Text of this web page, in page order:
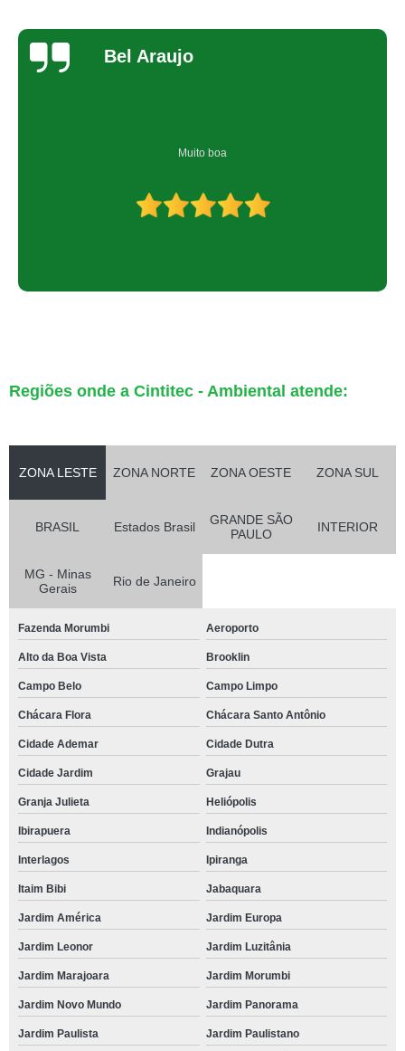
Bel Araujo
Muito boa
Regiões onde a Cintitec - Ambiental atende:
ZONA LESTE ZONA NORTE ZONA OESTE ZONA SUL
BRASIL Estados Brasil
GRANDE SÃO
PAULO
INTERIOR
MG - Minas
Gerais
Rio de Janeiro
Fazenda Morumbi Aeroporto
Alto da Boa Vista Brooklin
Campo Belo Campo Limpo
Chácara Flora Chácara Santo Antônio
Cidade Ademar Cidade Dutra
Cidade Jardim Grajau
Granja Julieta Heliópolis
Ibirapuera Indianópolis
Interlagos Ipiranga
Itaim Bibi Jabaquara
Jardim América Jardim Europa
Jardim Leonor Jardim Luzitânia
Jardim Marajoara Jardim Morumbi
Jardim Novo Mundo Jardim Panorama
Jardim Paulista Jardim Paulistano